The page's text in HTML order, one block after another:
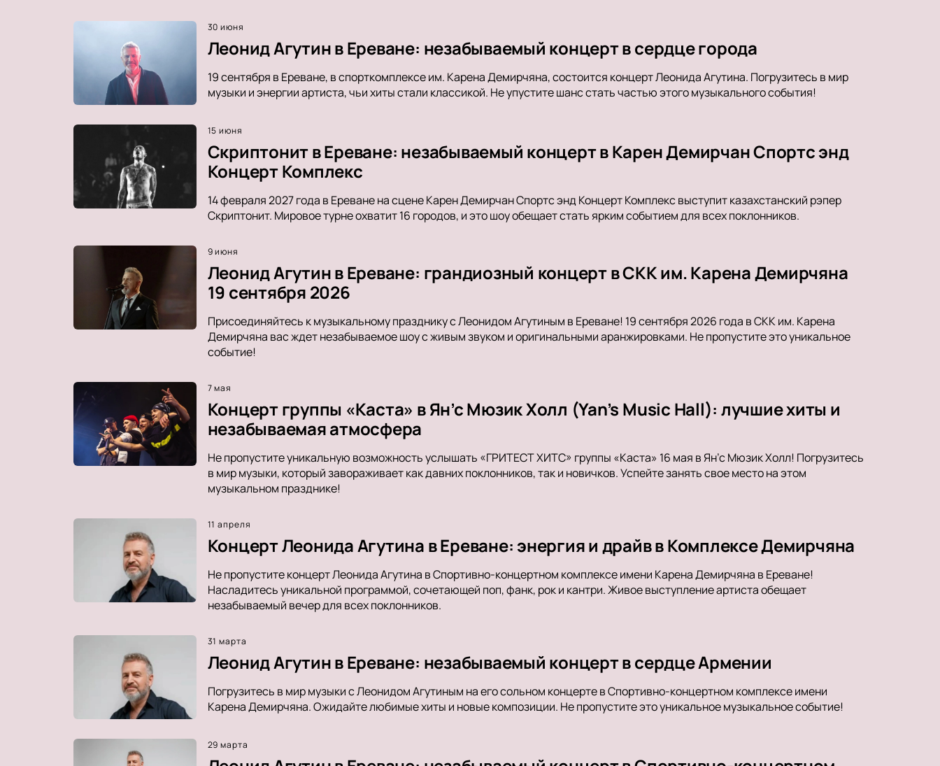
30 июня
Леонид Агутин в Ереване: незабываемый концерт в сердце города
19 сентября в Ереване, в спорткомплексе им. Карена Демирчяна, состоится концерт Леонида Агутина. Погрузитесь в мир
музыки и энергии артиста, чьи хиты стали классикой. Не упустите шанс стать частью этого музыкального события!
15 июня
Скриптонит в Ереване: незабываемый концерт в Карен Демирчан Спортс энд
Концерт Комплекс
14 февраля 2027 года в Ереване на сцене Карен Демирчан Спортс энд Концерт Комплекс выступит казахстанский рэпер
Скриптонит. Мировое турне охватит 16 городов, и это шоу обещает стать ярким событием для всех поклонников.
9 июня
Леонид Агутин в Ереване: грандиозный концерт в СКК им. Карена Демирчяна
19 сентября 2026
Присоединяйтесь к музыкальному празднику с Леонидом Агутиным в Ереване! 19 сентября 2026 года в СКК им. Карена
Демирчяна вас ждет незабываемое шоу с живым звуком и оригинальными аранжировками. Не пропустите это уникальное
событие!
7 мая
Концерт группы «Каста» в Ян’с Мюзик Холл (Yan’s Music Hall): лучшие хиты и
незабываемая атмосфера
Не пропустите уникальную возможность услышать «ГРИТЕСТ ХИТС» группы «Каста» 16 мая в Ян’с Мюзик Холл! Погрузитесь
в мир музыки, который завораживает как давних поклонников, так и новичков. Успейте занять свое место на этом
музыкальном празднике!
11 апреля
Концерт Леонида Агутина в Ереване: энергия и драйв в Комплексе Демирчяна
Не пропустите концерт Леонида Агутина в Спортивно-концертном комплексе имени Карена Демирчяна в Ереване!
Насладитесь уникальной программой, сочетающей поп, фанк, рок и кантри. Живое выступление артиста обещает
незабываемый вечер для всех поклонников.
31 марта
Леонид Агутин в Ереване: незабываемый концерт в сердце Армении
Погрузитесь в мир музыки с Леонидом Агутиным на его сольном концерте в Спортивно-концертном комплексе имени
Карена Демирчяна. Ожидайте любимые хиты и новые композиции. Не пропустите это уникальное музыкальное событие!
29 марта